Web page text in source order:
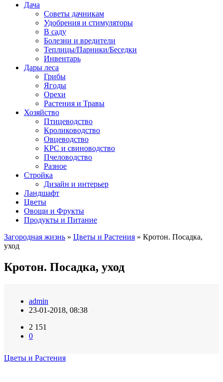
Дача
Советы дачникам
Удобрения и стимуляторы
В саду
Болезни и вредители
Теплицы/Парники/Беседки
Инвентарь
Дары леса
Грибы
Ягоды
Орехи
Растения и Травы
Хозяйство
Птицеводство
Кролиководство
Овцеводство
КРС и свиноводство
Пчеловодство
Разное
Стройка
Дизайн и интерьер
Ландшафт
Цветы
Овощи и Фрукты
Продукты и Питание
Загородная жизнь » Цветы и Растения » Кротон. Посадка,
уход
Кротон. Посадка, уход
admin
23-01-2018, 08:38
2 151
0
Цветы и Растения